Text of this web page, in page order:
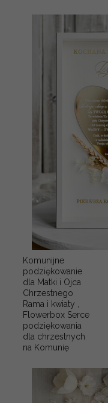
Komunijne
podziękowanie
dla Matki i Ojca
Chrzestnego
Rama i kwiaty ,
Flowerbox Serce
podziękowania
dla chrzestnych
na Komunię